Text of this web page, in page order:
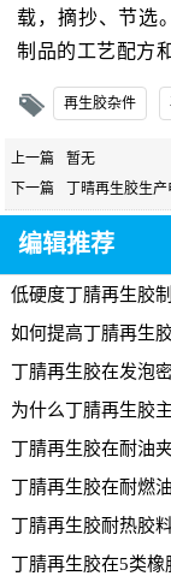
载，摘抄、节选
制品的工艺配方
再生胶杂件
上一篇
暂无
下一篇
丁晴再生胶生产
编辑推荐
低硬度丁腈再生胶
如何提高丁腈再生
丁腈再生胶在发泡
为什么丁腈再生胶
丁腈再生胶在耐油
丁腈再生胶在耐燃
丁腈再生胶耐热胶
丁腈再生胶在5类橡